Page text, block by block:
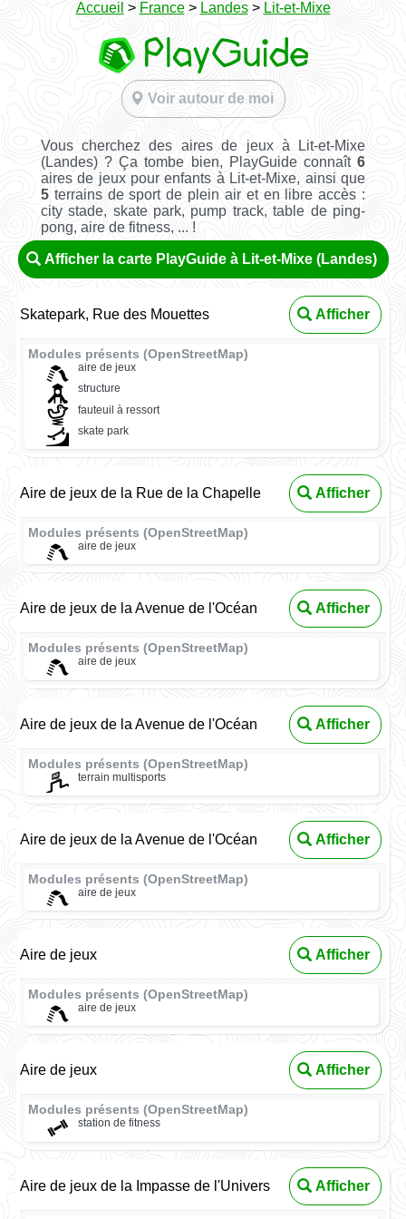
Accueil > France> Landes> Lit-et-Mixe
Voir autour de moi
Vous cherchez des aires de jeux à Lit-et-Mixe
(Landes) ? Ça tombe bien, PlayGuide connaît6
aires de jeux pour enfants à Lit-et-Mixe, ainsi que
5terrains de sport de plein air et en libre accès :
city stade, skate park, pump track, table de ping-
pong, aire de fitness, ... !
Afficher la carte PlayGuide à Lit-et-Mixe (Landes)
Skatepark, Rue des Mouettes Afficher
Modules présents (OpenStreetMap)
aire de jeux
structure
fauteuil à ressort
skate park
Aire de jeux de la Rue de la Chapelle Afficher
Modules présents (OpenStreetMap)
aire de jeux
Aire de jeux de la Avenue de l'Océan Afficher
Modules présents (OpenStreetMap)
aire de jeux
Aire de jeux de la Avenue de l'Océan Afficher
Modules présents (OpenStreetMap)
terrain multisports
Aire de jeux de la Avenue de l'Océan Afficher
Modules présents (OpenStreetMap)
aire de jeux
Aire de jeux Afficher
Modules présents (OpenStreetMap)
aire de jeux
Aire de jeux Afficher
Modules présents (OpenStreetMap)
station de fitness
Aire de jeux de la Impasse de l'Univers Afficher